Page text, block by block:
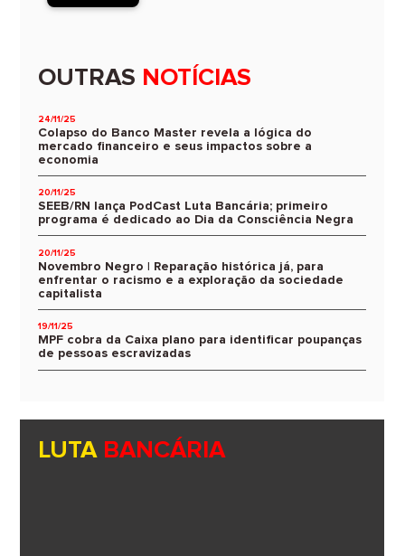
OUTRAS NOTÍCIAS
24/11/25
Colapso do Banco Master revela a lógica do
mercado financeiro e seus impactos sobre a
economia
20/11/25
SEEB/RN lança PodCast Luta Bancária; primeiro
programa é dedicado ao Dia da Consciência Negra
20/11/25
Novembro Negro | Reparação histórica já, para
enfrentar o racismo e a exploração da sociedade
capitalista
19/11/25
MPF cobra da Caixa plano para identificar poupanças
de pessoas escravizadas
LUTA BANCÁRIA